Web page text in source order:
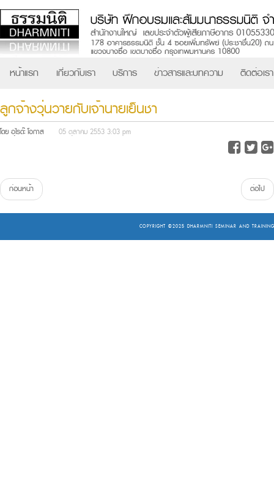
หน้าแรก เกี่ยวกับเรา บริการ ข่าวสารและบทความ ติดต่อเรา
ลูกจ้างวุ่นวายกับเจ้านายเย็นชา
โดย อุไรด๊ะ โอกาส 05 ตุลาคม 2553 3:03 pm
ก่อนหน้า ต่อไป
COPYRIGHT ©2025 DHARMNITI SEMINAR AND